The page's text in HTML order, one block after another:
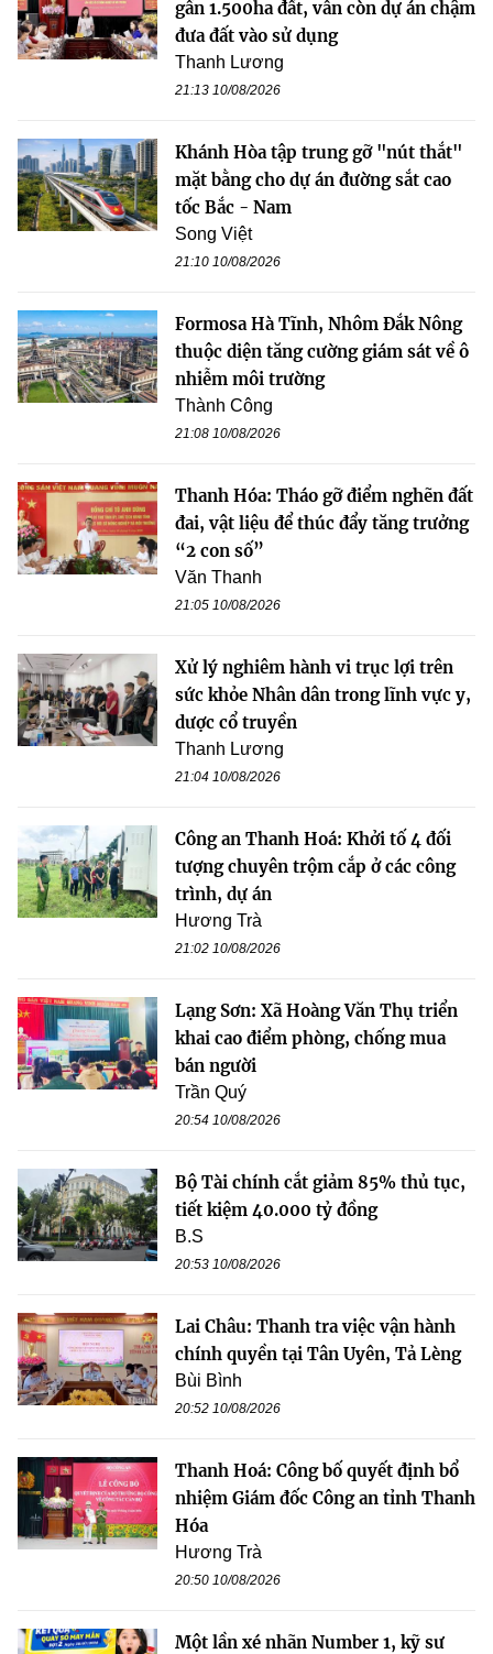
gần 1.500ha đất, vẫn còn dự án chậm
đưa đất vào sử dụng
Thanh Lương
21:13 10/08/2026
Khánh Hòa tập trung gỡ "nút thắt"
mặt bằng cho dự án đường sắt cao
tốc Bắc - Nam
Song Việt
21:10 10/08/2026
Formosa Hà Tĩnh, Nhôm Đắk Nông
thuộc diện tăng cường giám sát về ô
nhiễm môi trường
Thành Công
21:08 10/08/2026
Thanh Hóa: Tháo gỡ điểm nghẽn đất
đai, vật liệu để thúc đẩy tăng trưởng
“2 con số”
Văn Thanh
21:05 10/08/2026
Xử lý nghiêm hành vi trục lợi trên
sức khỏe Nhân dân trong lĩnh vực y,
dược cổ truyền
Thanh Lương
21:04 10/08/2026
Công an Thanh Hoá: Khởi tố 4 đối
tượng chuyên trộm cắp ở các công
trình, dự án
Hương Trà
21:02 10/08/2026
Lạng Sơn: Xã Hoàng Văn Thụ triển
khai cao điểm phòng, chống mua
bán người
Trần Quý
20:54 10/08/2026
Bộ Tài chính cắt giảm 85% thủ tục,
tiết kiệm 40.000 tỷ đồng
B.S
20:53 10/08/2026
Lai Châu: Thanh tra việc vận hành
chính quyền tại Tân Uyên, Tả Lèng
Bùi Bình
20:52 10/08/2026
Thanh Hoá: Công bố quyết định bổ
nhiệm Giám đốc Công an tỉnh Thanh
Hóa
Hương Trà
20:50 10/08/2026
Một lần xé nhãn Number 1, kỹ sư